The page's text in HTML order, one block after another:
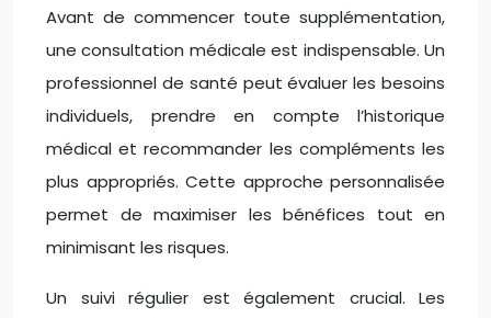
Avant de commencer toute supplémentation,
une consultation médicale est indispensable. Un
professionnel de santé peut évaluer les besoins
individuels, prendre en compte l’historique
médical et recommander les compléments les
plus appropriés. Cette approche personnalisée
permet de maximiser les bénéfices tout en
minimisant les risques.
Un suivi régulier est également crucial. Les